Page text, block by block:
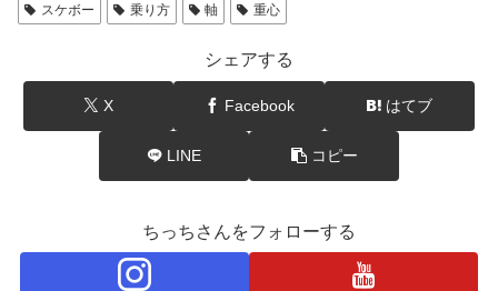
スケボー
乗り方 軸 重心
シェアする
X Facebook はてブ
LINE コピー
ちっちさんをフォローする